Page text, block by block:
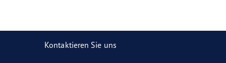
Kontaktieren Sie uns